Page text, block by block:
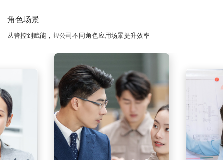
角色场景
从管控到赋能，帮公司不同角色应用场景提升效率